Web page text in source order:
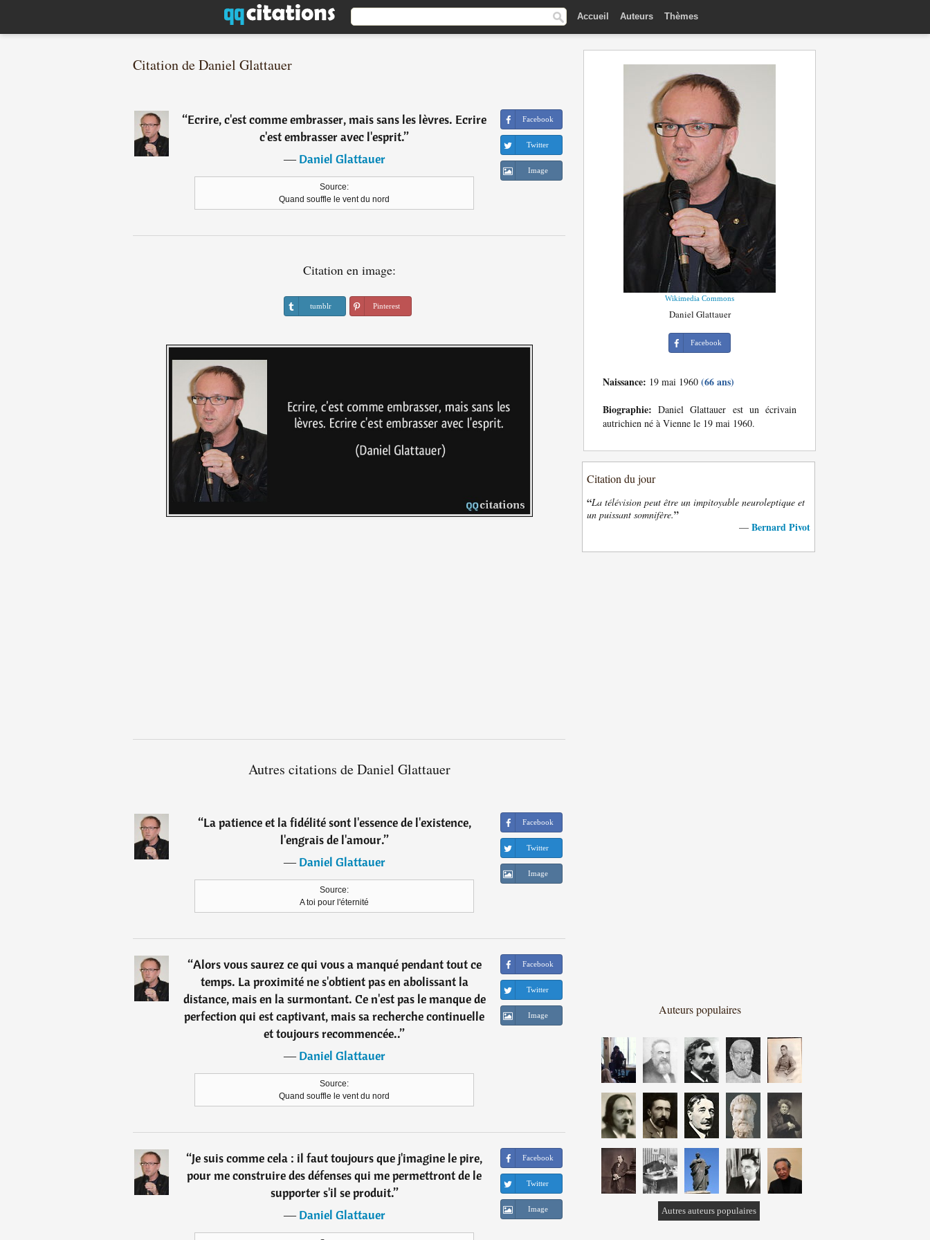
Accueil Auteurs Thèmes
Citation de Daniel Glattauer
“Ecrire, c'est comme embrasser, mais sans les lèvres. Ecrire
c'est embrasser avec l'esprit.”
―Daniel Glattauer
Source:
Quand souffle le vent du nord
Facebook
Twitter
Image
Citation en image:
tumblr Pinterest
Autres citations de Daniel Glattauer
“La patience et la fidélité sont l'essence de l'existence,
l'engrais de l'amour.”
―Daniel Glattauer
Source:
A toi pour l'éternité
Facebook
Twitter
Image
“Alors vous saurez ce qui vous a manqué pendant tout ce
temps. La proximité ne s'obtient pas en abolissant la
distance, mais en la surmontant. Ce n'est pas le manque de
perfection qui est captivant, mais sa recherche continuelle
et toujours recommencée..”
―Daniel Glattauer
Source:
Quand souffle le vent du nord
Facebook
Twitter
Image
“Je suis comme cela : il faut toujours que j'imagine le pire,
pour me construire des défenses qui me permettront de le
supporter s'il se produit.”
―Daniel Glattauer
Facebook
Twitter
Image
Wikimedia Commons
Daniel Glattauer
Facebook
Naissance: 19 mai 1960 (66 ans)
Biographie: Daniel Glattauer est un écrivain
autrichien né à Vienne le 19 mai 1960.
Citation du jour
“La télévision peut être un impitoyable neuroleptique et
un puissant somnifère.”
— Bernard Pivot
Auteurs populaires
Autres auteurs populaires